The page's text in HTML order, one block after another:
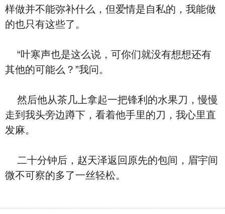
样做并不能弥补什么，但爱情是自私的，我能做
的也只有这些了。
“叶寒声也是这么说，可你们就没有想想还有
其他的可能么？”我问。
然后他从茶几上拿起一把锋利的水果刀，慢慢
走到我头旁边蹲下，看着他手里的刀，我心里直
发麻。
二十分钟后，赵天泽返回原先的包间，眉宇间
微不可察的多了一丝轻松。